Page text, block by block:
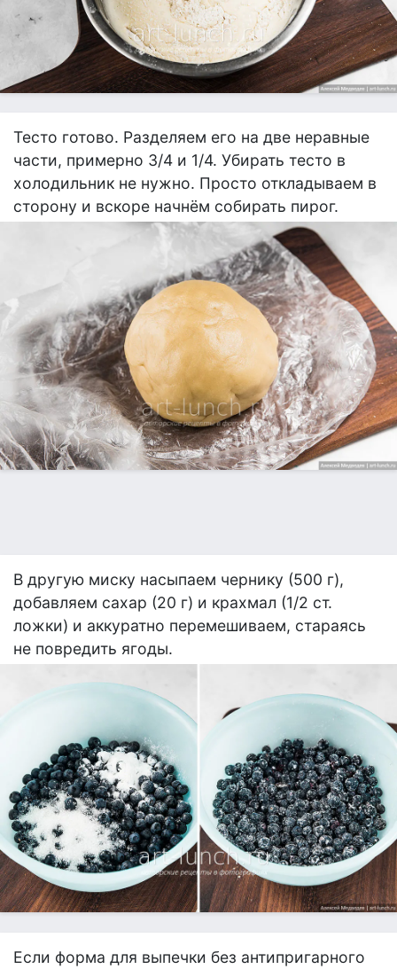
Тесто готово. Разделяем его на две неравные
части, примерно 3/4 и 1/4. Убирать тесто в
холодильник не нужно. Просто откладываем в
сторону и вскоре начнём собирать пирог.
В другую миску насыпаем чернику (500 г),
добавляем сахар (20 г) и крахмал (1/2 ст.
ложки) и аккуратно перемешиваем, стараясь
не повредить ягоды.
Если форма для выпечки без антипригарного